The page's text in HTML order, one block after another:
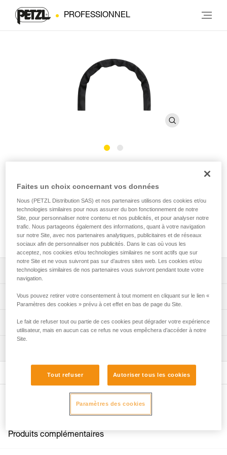
PROFESSIONNEL
GRILLON
Tubulaire de protection pour longes GRILLON
Tubulaire de protection pour les longes GRILLON.
Descriptif
Compatible avec toutes les longes GRILLON.
Spécifications techniques
Spécifications référence(s)
Référence : L52000
Informations techniques
FAQ
Autres produits
Produits complémentaires
Faites un choix concernant vos données
Nous (PETZL Distribution SAS) et nos partenaires utilisons des cookies et/ou
technologies similaires pour nous assurer du bon fonctionnement de notre
Site, pour personnaliser notre contenu et nos publicités, et pour analyser notre
trafic. Nous partageons également des informations, quant à votre navigation
sur notre Site, avec nos partenaires analytiques, publicitaires et de réseaux
sociaux afin de personnaliser nos publicités. Dans le cas où vous les
acceptez, nos cookies et/ou technologies similaires ne sont actifs que sur
notre Site et ne vous suivront pas sur d’autres sites web. Les cookies et/ou
technologies similaires de nos partenaires vous suivront pendant toute votre
navigation.
Vous pouvez retirer votre consentement à tout moment en cliquant sur le lien «
Paramètres des cookies » prévu à cet effet en bas de page du Site.
Le fait de refuser tout ou partie de ces cookies peut dégrader votre expérience
utilisateur, mais en aucun cas ce refus ne vous empêchera d’accéder à notre
Site.
Tout refuser Autoriser tous les cookies
Paramètres des cookies